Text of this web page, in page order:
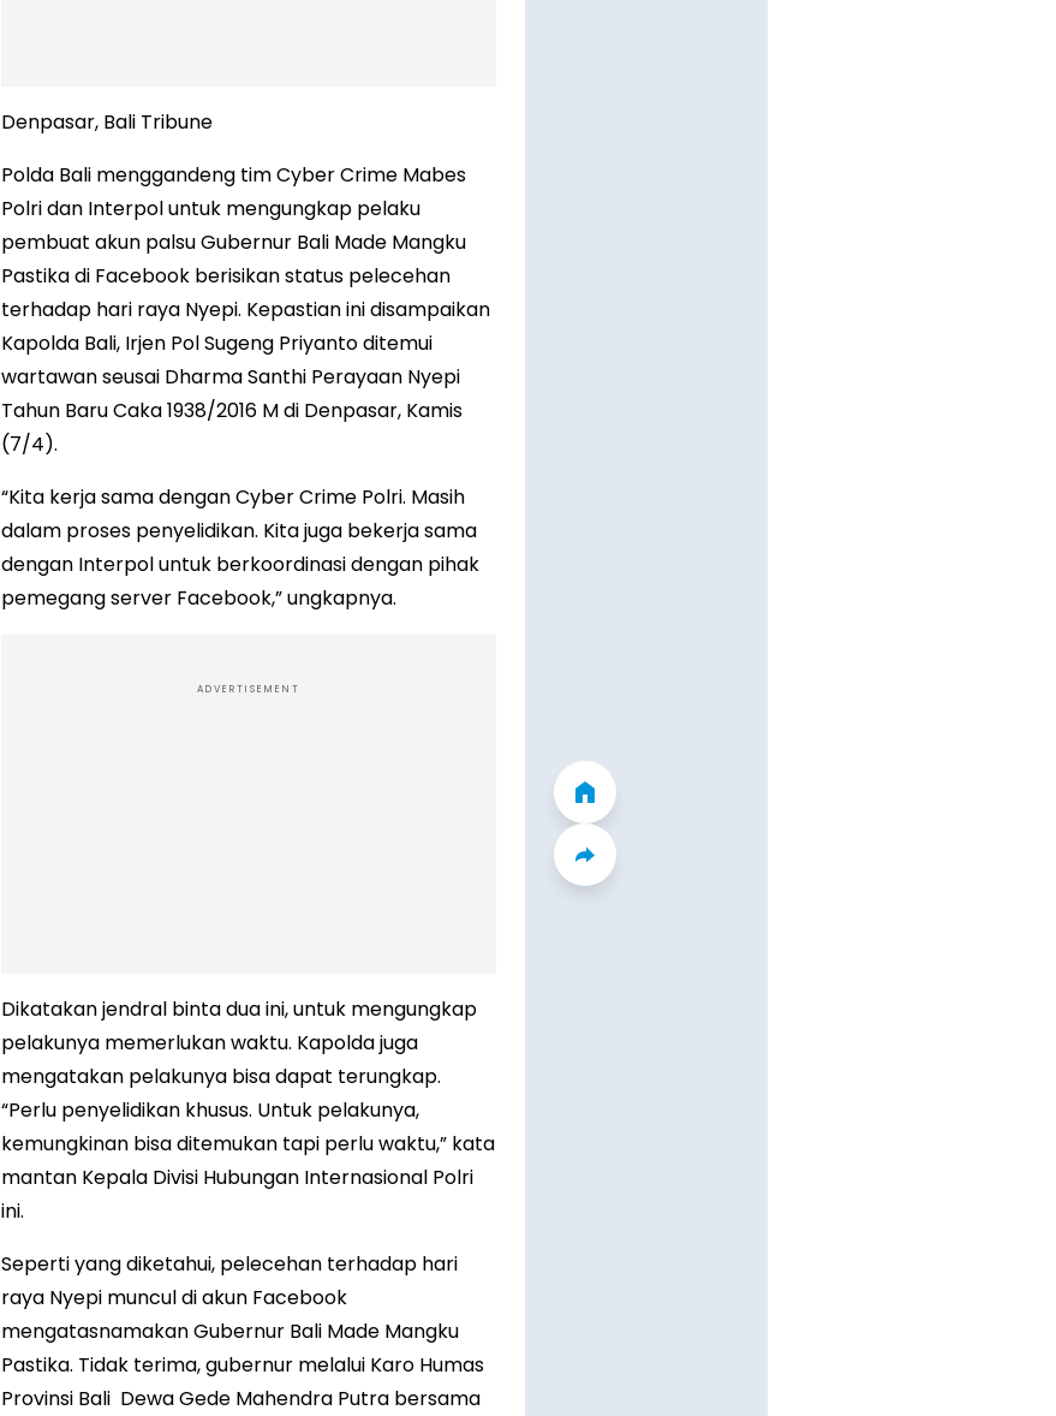
Denpasar, Bali Tribune
Polda Bali menggandeng tim Cyber Crime Mabes
Polri dan Interpol untuk mengungkap pelaku
pembuat akun palsu Gubernur Bali Made Mangku
Pastika di Facebook berisikan status pelecehan
terhadap hari raya Nyepi. Kepastian ini disampaikan
Kapolda Bali, Irjen Pol Sugeng Priyanto ditemui
wartawan seusai Dharma Santhi Perayaan Nyepi
Tahun Baru Caka 1938/2016 M di Denpasar, Kamis
(7/4).
“Kita kerja sama dengan Cyber Crime Polri. Masih
dalam proses penyelidikan. Kita juga bekerja sama
dengan Interpol untuk berkoordinasi dengan pihak
pemegang server Facebook,” ungkapnya.
ADVERTISEMENT
Dikatakan jendral binta dua ini, untuk mengungkap
pelakunya memerlukan waktu. Kapolda juga
mengatakan pelakunya bisa dapat terungkap.
“Perlu penyelidikan khusus. Untuk pelakunya,
kemungkinan bisa ditemukan tapi perlu waktu,” kata
mantan Kepala Divisi Hubungan Internasional Polri
ini.
Seperti yang diketahui, pelecehan terhadap hari
raya Nyepi muncul di akun Facebook
mengatasnamakan Gubernur Bali Made Mangku
Pastika. Tidak terima, gubernur melalui Karo Humas
Provinsi Bali Dewa Gede Mahendra Putra bersama